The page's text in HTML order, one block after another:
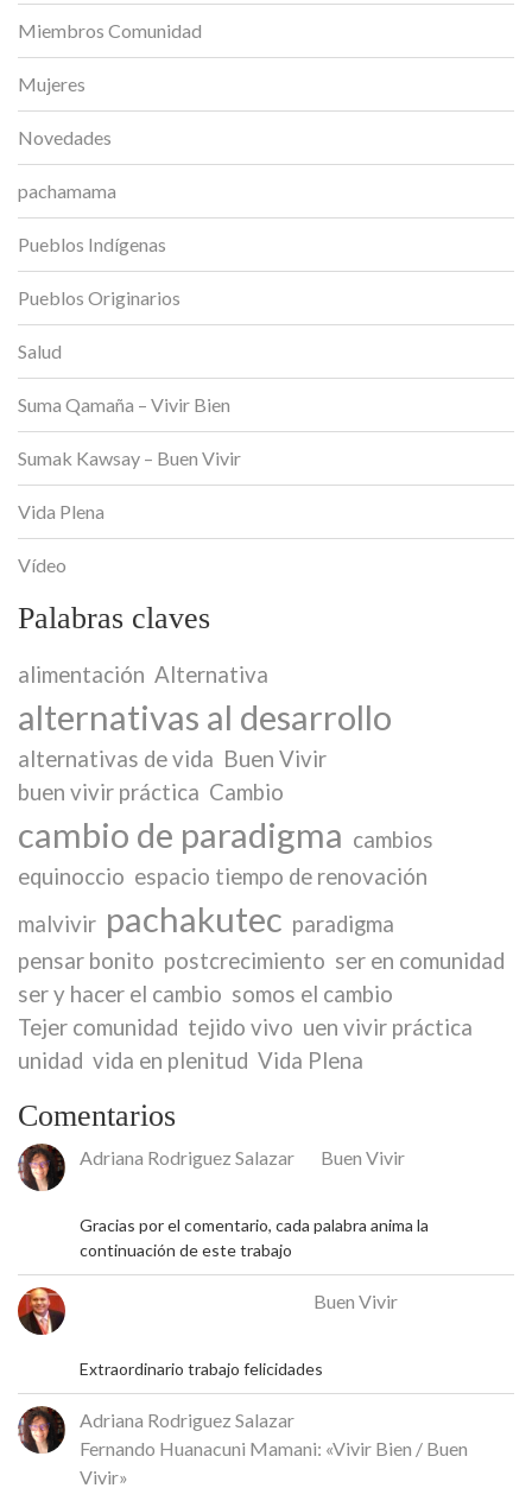
Miembros Comunidad
Mujeres
Novedades
pachamama
Pueblos Indígenas
Pueblos Originarios
Salud
Suma Qamaña – Vivir Bien
Sumak Kawsay – Buen Vivir
Vida Plena
Vídeo
Palabras claves
alimentación Alternativa
alternativas al desarrollo
alternativas de vida Buen Vivir
buen vivir práctica Cambio
cambio de paradigma cambios
equinoccio espacio tiempo de renovación
malvivir pachakutec paradigma
pensar bonito postcrecimiento ser en comunidad
ser y hacer el cambio somos el cambio
Tejer comunidad tejido vivo uen vivir práctica
unidad vida en plenitud Vida Plena
Comentarios
Adriana Rodriguez Salazar Buen Vivir
Gracias por el comentario, cada palabra anima la
continuación de este trabajo
Buen Vivir
Extraordinario trabajo felicidades
Adriana Rodriguez Salazar
Fernando Huanacuni Mamani: «Vivir Bien / Buen
Vivir»